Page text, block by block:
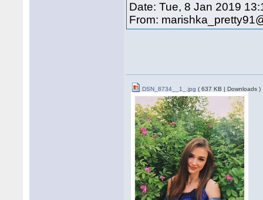
Date: Tue, 8 Jan 2019
From:
DSN_8734__1_.jpg ( 637 KB | Downloads )